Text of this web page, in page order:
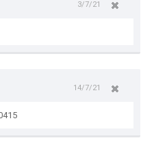
3/7/21
14/7/21